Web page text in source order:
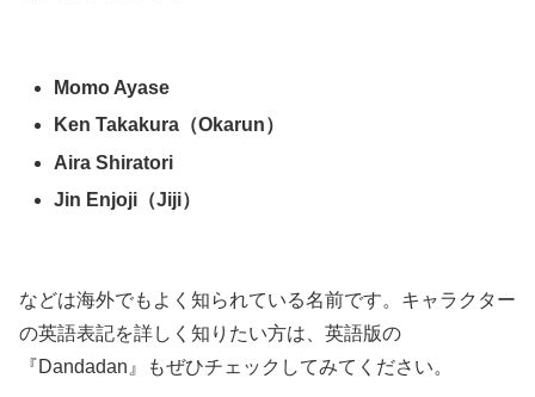
Momo Ayase
Ken Takakura（Okarun）
Aira Shiratori
Jin Enjoji（Jiji）
などは海外でもよく知られている名前です。キャラクター
の英語表記を詳しく知りたい方は、英語版の
『Dandadan』もぜひチェックしてみてください。